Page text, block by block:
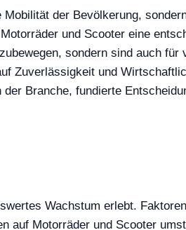
der Bevölkerung,
und Scooter eine
sondern sind auch
Zuverlässigkeit und
Branche, fundierte
Wachstum erlebt.
auf Motorräder und Scooter